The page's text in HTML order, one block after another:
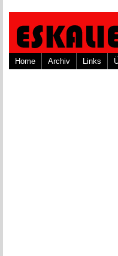
Home Archiv Links